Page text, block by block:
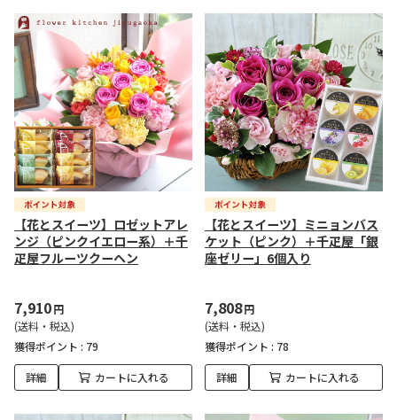
【花とスイーツ】ロゼットアレ
ンジ（ピンクイエロー系）＋千
疋屋フルーツクーヘン
7,910円
(送料・税込)
獲得ポイント : 79
詳細 カートに入れる
【花とスイーツ】ミニョンバス
ケット（ピンク）＋千疋屋「銀
座ゼリー」6個入り
7,808円
(送料・税込)
獲得ポイント : 78
詳細 カートに入れる